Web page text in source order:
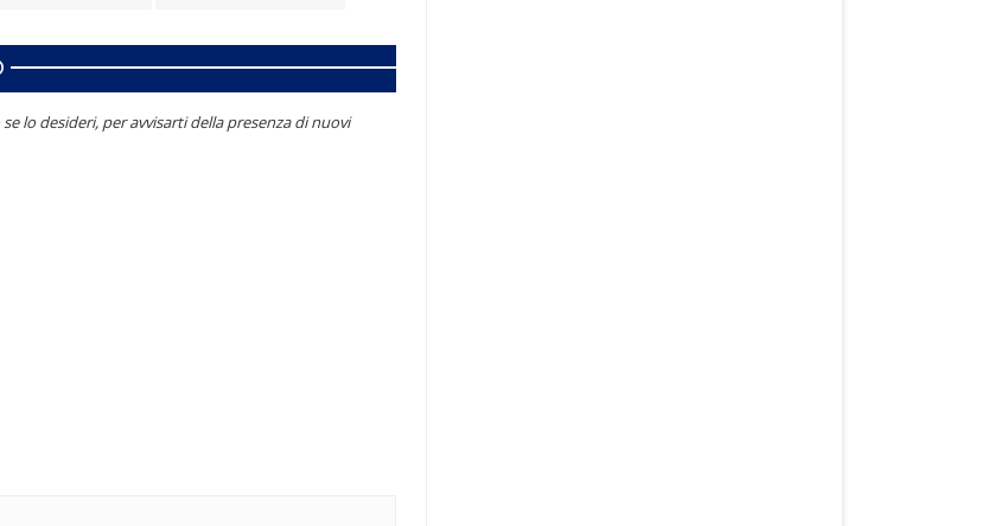
lo desideri, per avvisarti della presenza di nuovi